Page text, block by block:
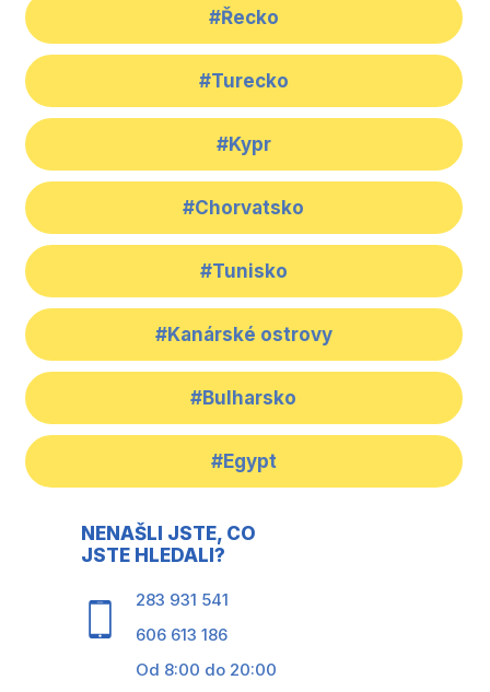
#Řecko
#Turecko
#Kypr
#Chorvatsko
#Tunisko
#Kanárské ostrovy
#Bulharsko
#Egypt
NENAŠLI JSTE, CO
JSTE HLEDALI?
283 931 541
606 613 186
Od 8:00 do 20:00